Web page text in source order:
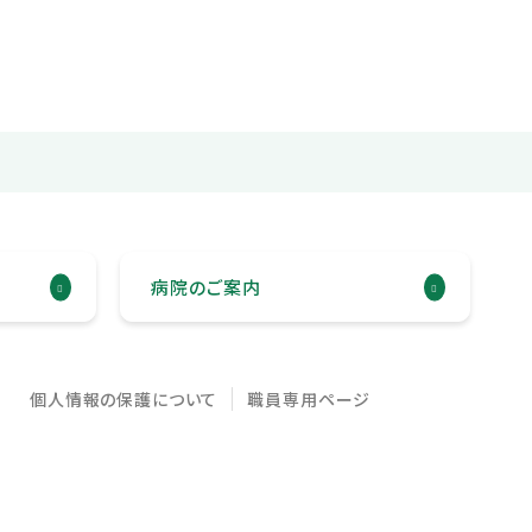
病院のご案内
個人情報の保護について 職員専用ページ